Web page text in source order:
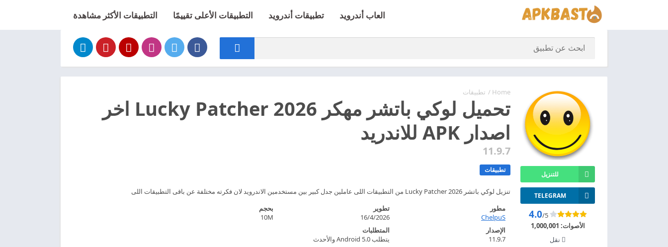
العاب أندرويد تطبيقات أندرويد التطبيقات الأعلى تقييمًا التطبيقات الأكثر مشاهدة
Home
/ تطبيقات
تحميل لوكي باتشر مهكر 2026 Lucky Patcher اخر
اصدار APK للاندريد
11.9.7
تطبيقات
تنزيل لوكي باتشر 2026 Lucky Patcher من التطبيقات اللى عاملين جدل كبير بين مستخدمين الاندرويد لان فكرته مختلفة عن باقى التطبيقات اللى
للتنزيل
TELEGRAM
4.0/5
الأصوات: 1,000,001
نقل
مطور
ChelpuS
تطوير
16/4/2026
بحجم
10M
الإصدار
11.9.7
المتطلبات
يتطلب Android 5.0 والأحدث